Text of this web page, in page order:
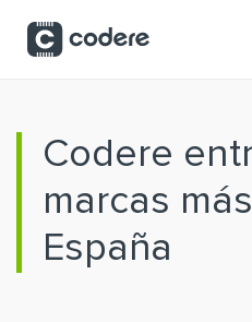
Codere
marcas
España